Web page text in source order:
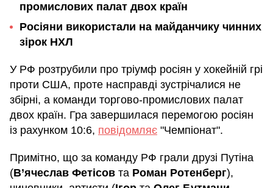
промислових палат двох країн
Росіяни використали на майданчику чинних
зірок НХЛ
У РФ розтрубили про тріумф росіян у хокейній грі
проти США, проте насправді зустрічалися не
збірні, а команди торгово-промислових палат
двох країн. Гра завершилася перемогою росіян
із рахунком 10:6, повідомляє "Чемпіонат".
Примітно, що за команду РФ грали друзі Путіна
(В’ячеслав Фетісов та Роман Ротенберг),